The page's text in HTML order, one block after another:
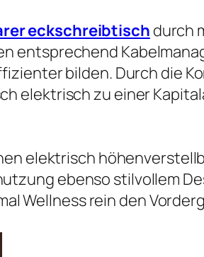
eckschreibtisch durch
entsprechend
bilden. Durch die
elektrisch zu einer
elektrisch
ebenso stilvollem
Wellness rein den